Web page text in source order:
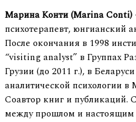
Марина Конти (Marina Conti)
психотерапевт, юнгианский
После окончания в 1998
“visiting analyst” в Группах
Грузии (до 2011 г.), в
аналитической психологии
Соавтор книг и публикаций.
между прошлом и